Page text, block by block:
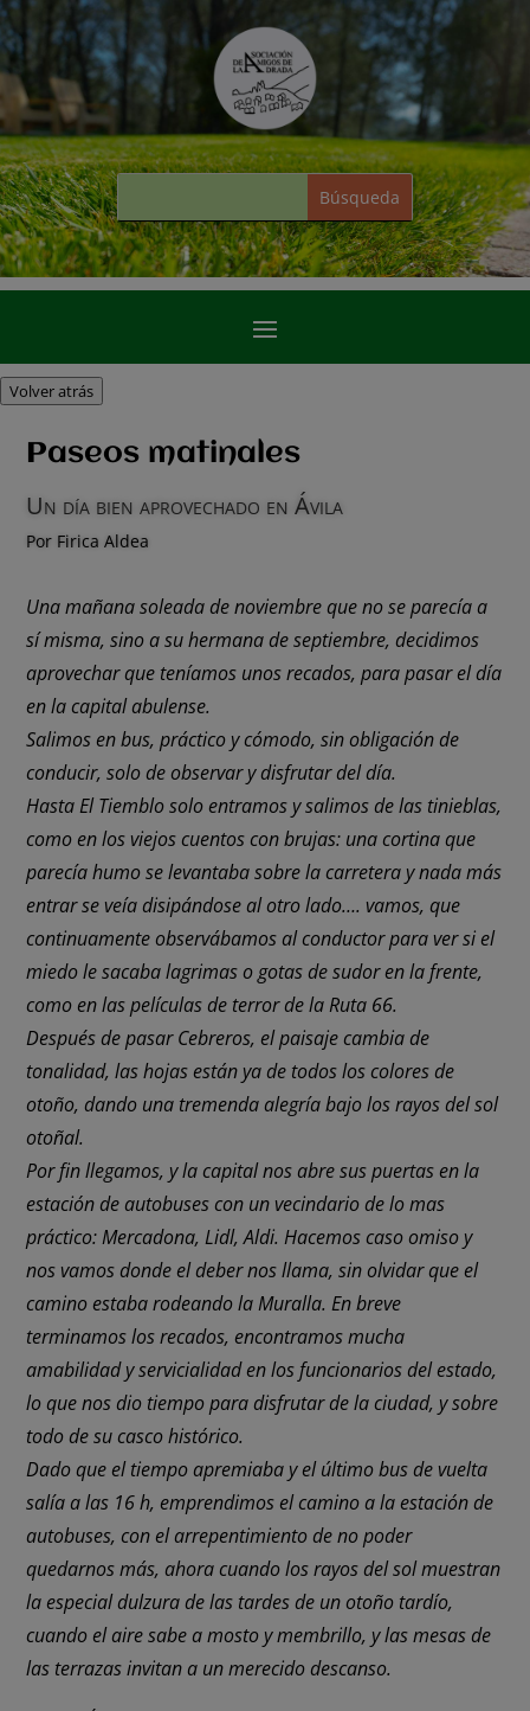
Volver atrás
Paseos matinales
Un día bien aprovechado en Ávila
Por Firica Aldea
Una mañana soleada de noviembre que no se parecía a
sí misma, sino a su hermana de septiembre, decidimos
aprovechar que teníamos unos recados, para pasar el día
en la capital abulense.
Salimos en bus, práctico y cómodo, sin obligación de
conducir, solo de observar y disfrutar del día.
Hasta El Tiemblo solo entramos y salimos de las tinieblas,
como en los viejos cuentos con brujas: una cortina que
parecía humo se levantaba sobre la carretera y nada más
entrar se veía disipándose al otro lado…. vamos, que
continuamente observábamos al conductor para ver si el
miedo le sacaba lagrimas o gotas de sudor en la frente,
como en las películas de terror de la Ruta 66.
Después de pasar Cebreros, el paisaje cambia de
tonalidad, las hojas están ya de todos los colores de
otoño, dando una tremenda alegría bajo los rayos del sol
otoñal.
Por fin llegamos, y la capital nos abre sus puertas en la
estación de autobuses con un vecindario de lo mas
práctico: Mercadona, Lidl, Aldi. Hacemos caso omiso y
nos vamos donde el deber nos llama, sin olvidar que el
camino estaba rodeando la Muralla. En breve
terminamos los recados, encontramos mucha
amabilidad y servicialidad en los funcionarios del estado,
lo que nos dio tiempo para disfrutar de la ciudad, y sobre
todo de su casco histórico.
Dado que el tiempo apremiaba y el último bus de vuelta
salía a las 16 h, emprendimos el camino a la estación de
autobuses, con el arrepentimiento de no poder
quedarnos más, ahora cuando los rayos del sol muestran
la especial dulzura de las tardes de un otoño tardío,
cuando el aire sabe a mosto y membrillo, y las mesas de
las terrazas invitan a un merecido descanso.